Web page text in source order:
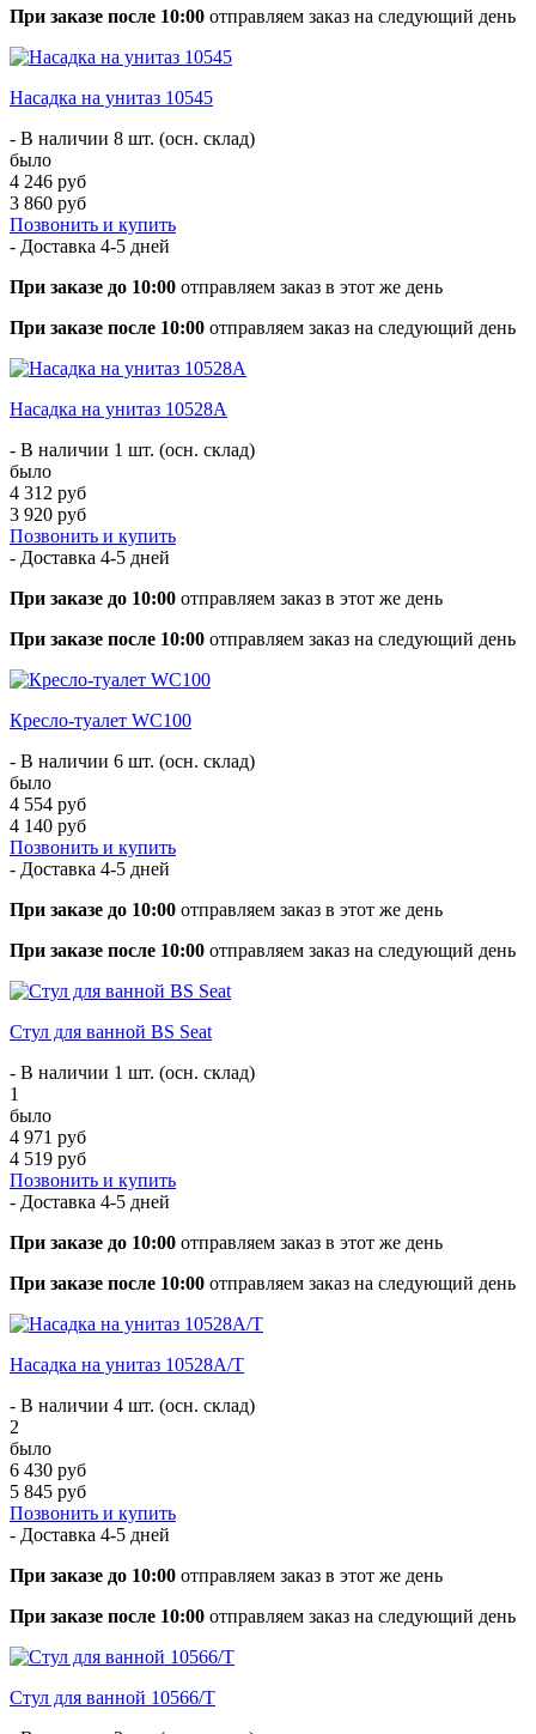
При заказе после 10:00 отправляем заказ на следующий день
Насадка на унитаз 10545
- В наличии 8 шт. (осн. склад)
было
4 246 руб
3 860 руб
Позвонить и купить
- Доставка 4-5 дней
При заказе до 10:00 отправляем заказ в этот же день
При заказе после 10:00 отправляем заказ на следующий день
Насадка на унитаз 10528А
- В наличии 1 шт. (осн. склад)
было
4 312 руб
3 920 руб
Позвонить и купить
- Доставка 4-5 дней
При заказе до 10:00 отправляем заказ в этот же день
При заказе после 10:00 отправляем заказ на следующий день
Кресло-туалет WC100
- В наличии 6 шт. (осн. склад)
было
4 554 руб
4 140 руб
Позвонить и купить
- Доставка 4-5 дней
При заказе до 10:00 отправляем заказ в этот же день
При заказе после 10:00 отправляем заказ на следующий день
Стул для ванной BS Seat
- В наличии 1 шт. (осн. склад)
1
было
4 971 руб
4 519 руб
Позвонить и купить
- Доставка 4-5 дней
При заказе до 10:00 отправляем заказ в этот же день
При заказе после 10:00 отправляем заказ на следующий день
Насадка на унитаз 10528А/T
- В наличии 4 шт. (осн. склад)
2
было
6 430 руб
5 845 руб
Позвонить и купить
- Доставка 4-5 дней
При заказе до 10:00 отправляем заказ в этот же день
При заказе после 10:00 отправляем заказ на следующий день
Стул для ванной 10566/T